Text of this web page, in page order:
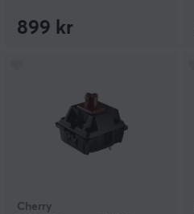
899 kr
Cherry